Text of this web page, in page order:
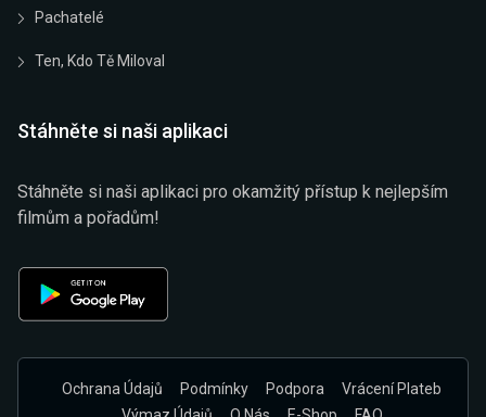
Pachatelé
Ten, Kdo Tě Miloval
Stáhněte si naši aplikaci
Stáhněte si naši aplikaci pro okamžitý přístup k nejlepším
filmům a pořadům!
Ochrana Údajů Podmínky Podpora
Vrácení Plateb